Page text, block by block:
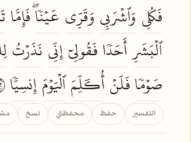
فَكُلِي وَٱشۡرَبِي وَقَرِّي عَيۡنٗاۖفَإِمَّا
ٱلۡبَشَرِ أَحَدٗافَقُولِيٓ إِنِّي نَذَرۡتُ
صَوۡمٗافَلَنۡأُكَلِّمَٱلۡيَوۡمَ إِنسِيّٗا
التفسير حفظ محفظتي نسخ